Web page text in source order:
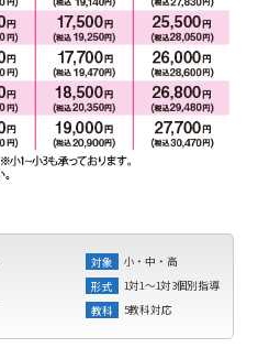
対象
小・中・高
形式
1対1～1対3個別指導
教科
5教科対応